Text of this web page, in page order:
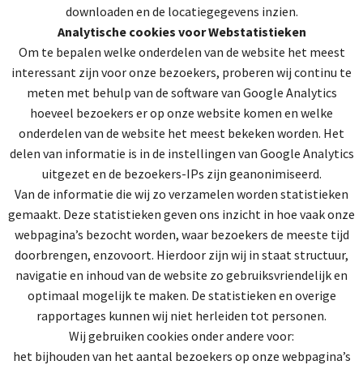
downloaden en de locatiegegevens inzien.
Analytische cookies voor Webstatistieken
Om te bepalen welke onderdelen van de website het meest
interessant zijn voor onze bezoekers, proberen wij continu te
meten met behulp van de software van Google Analytics
hoeveel bezoekers er op onze website komen en welke
onderdelen van de website het meest bekeken worden. Het
delen van informatie is in de instellingen van Google Analytics
uitgezet en de bezoekers-IPs zijn geanonimiseerd.
Van de informatie die wij zo verzamelen worden statistieken
gemaakt. Deze statistieken geven ons inzicht in hoe vaak onze
webpagina’s bezocht worden, waar bezoekers de meeste tijd
doorbrengen, enzovoort. Hierdoor zijn wij in staat structuur,
navigatie en inhoud van de website zo gebruiksvriendelijk en
optimaal mogelijk te maken. De statistieken en overige
rapportages kunnen wij niet herleiden tot personen.
Wij gebruiken cookies onder andere voor:
het bijhouden van het aantal bezoekers op onze webpagina’s